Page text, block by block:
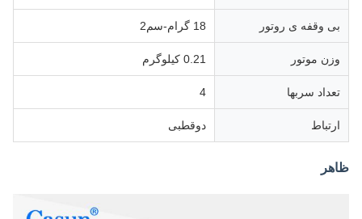
بی وقفه ی روتور 18 گرام-سم2
وزن موتور 0.21 کیلوگرم
تعداد سربها 4
ارتباط دوقطبی
ظاهر